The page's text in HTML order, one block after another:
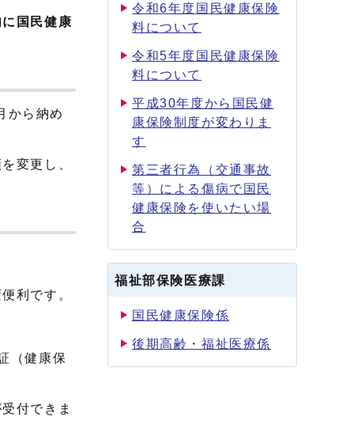
国民健康
から納め
変更し、
利です。
（健康保
付できま
令和6年度国民健康保険
料について
令和5年度国民健康保険
料について
平成30年度から国民健
康保険制度が変わりま
す
第三者行為（交通事故
等）による傷病で国民
健康保険を使いたい場
合
福祉部保険医療課
国民健康保険係
後期高齢・福祉医療係